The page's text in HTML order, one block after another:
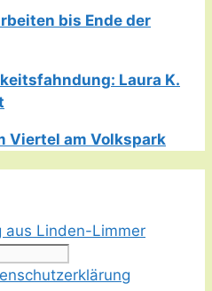
bis Ende der
Laura K.
Viertel am Volkspark
aus Linden-Limmer